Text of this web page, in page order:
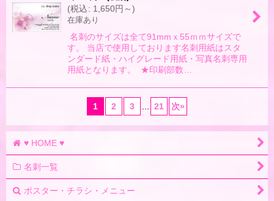
(税込: 1,650円 ～)
在庫あり
名刺のサイズは全て91mmｘ55ｍｍサイズで
す。 当店で使用しております名刺用紙はスタ
ンダード紙・ハイグレード用紙・写真名刺専用
用紙となります。 ★印刷部数…
1 2 3 21 次»
♥ HOME ♥
名刺一覧
ポスター・チラシ・メニュー